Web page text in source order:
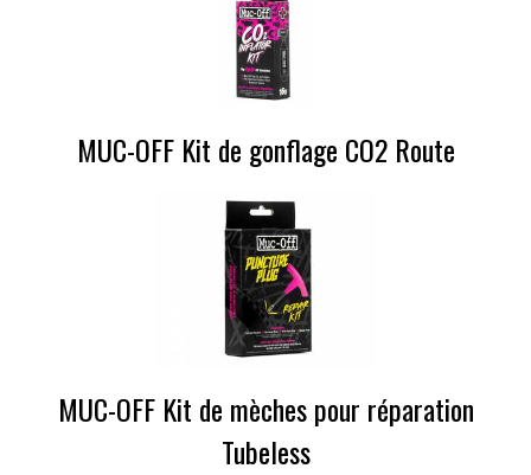
MUC-OFF Kit de gonflage CO2 Route
MUC-OFF Kit de mèches pour réparation
Tubeless